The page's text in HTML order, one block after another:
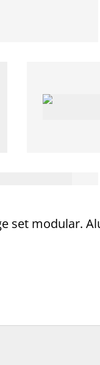
set modular.